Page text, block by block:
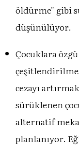
öldürme" gibi
düşünülüyor.
Çocuklara
cezayı
sürüklenen
alternatif
planlanıyor.